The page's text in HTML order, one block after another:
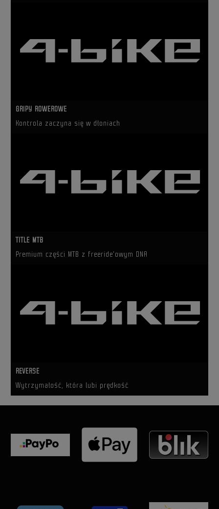
GRIPY ROWEROWE
Kontrola zaczyna się w dłoniach
TITLE MTB
Premium części MTB z freeride'owym DNA
REVERSE
Wytrzymałość, która lubi prędkość